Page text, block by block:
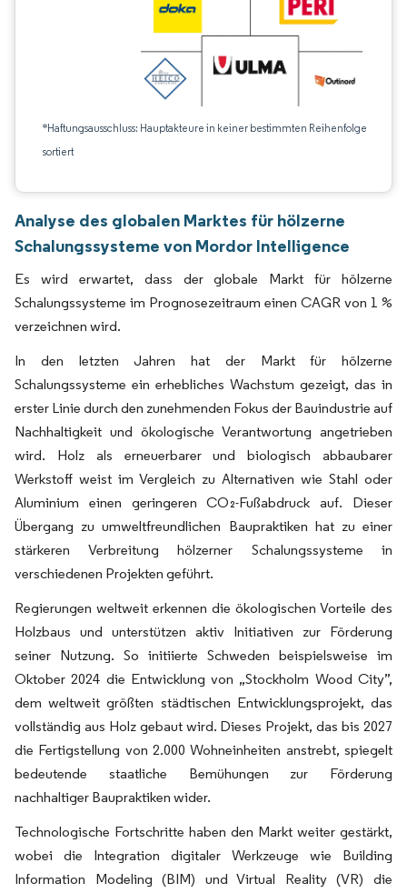
*Haftungsausschluss: Hauptakteure in keiner bestimmten Reihenfolge
sortiert
Analyse des globalen Marktes für hölzerne
Schalungssysteme von Mordor Intelligence
Es wird erwartet, dass der globale Markt für hölzerne
Schalungssysteme im Prognosezeitraum einen CAGR von 1 %
verzeichnen wird.
In den letzten Jahren hat der Markt für hölzerne
Schalungssysteme ein erhebliches Wachstum gezeigt, das in
erster Linie durch den zunehmenden Fokus der Bauindustrie auf
Nachhaltigkeit und ökologische Verantwortung angetrieben
wird. Holz als erneuerbarer und biologisch abbaubarer
Werkstoff weist im Vergleich zu Alternativen wie Stahl oder
Aluminium einen geringeren CO₂-Fußabdruck auf. Dieser
Übergang zu umweltfreundlichen Baupraktiken hat zu einer
stärkeren Verbreitung hölzerner Schalungssysteme in
verschiedenen Projekten geführt.
Regierungen weltweit erkennen die ökologischen Vorteile des
Holzbaus und unterstützen aktiv Initiativen zur Förderung
seiner Nutzung. So initiierte Schweden beispielsweise im
Oktober 2024 die Entwicklung von „Stockholm Wood City”,
dem weltweit größten städtischen Entwicklungsprojekt, das
vollständig aus Holz gebaut wird. Dieses Projekt, das bis 2027
die Fertigstellung von 2.000 Wohneinheiten anstrebt, spiegelt
bedeutende staatliche Bemühungen zur Förderung
nachhaltiger Baupraktiken wider.
Technologische Fortschritte haben den Markt weiter gestärkt,
wobei die Integration digitaler Werkzeuge wie Building
Information Modeling (BIM) und Virtual Reality (VR) die